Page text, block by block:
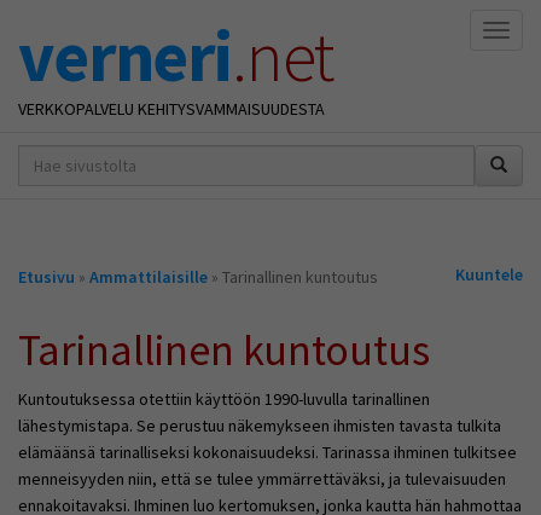
verneri.net
VERKKOPALVELU KEHITYSVAMMAISUUDESTA
hakusana(t)
Olet
Etusivu » Ammattilaisille » Tarinallinen kuntoutus Kuuntele
Tarinallinen kuntoutus
Kuntoutuksessa otettiin käyttöön 1990-luvulla tarinallinen
lähestymistapa. Se perustuu näkemykseen ihmisten tavasta tulkita
elämäänsä tarinalliseksi kokonaisuudeksi. Tarinassa ihminen tulkitsee
menneisyyden niin, että se tulee ymmärrettäväksi, ja tulevaisuuden
ennakoitavaksi. Ihminen luo kertomuksen, jonka kautta hän hahmottaa